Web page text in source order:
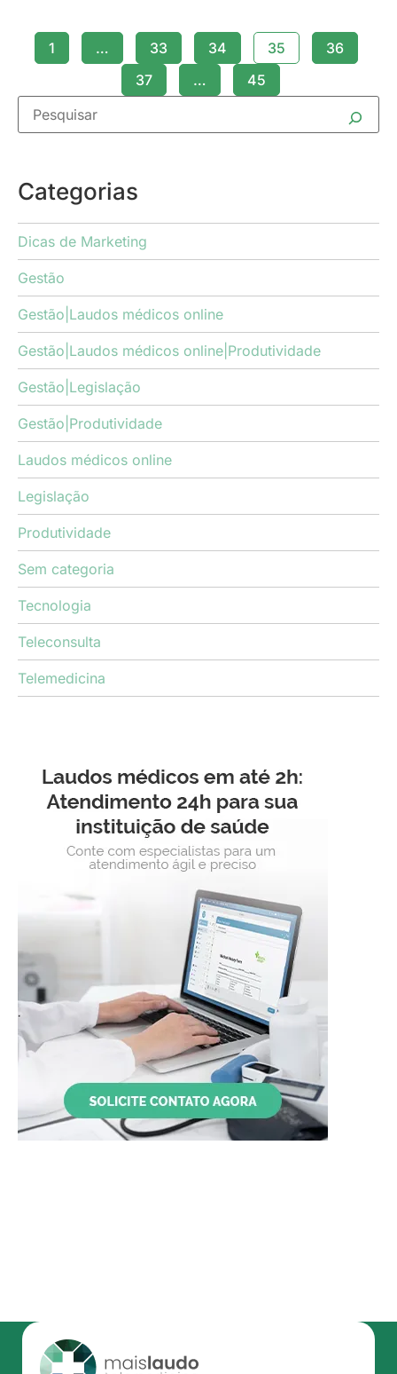
1 … 33 34 35
36
37
… 45
Categorias
Dicas de Marketing
Gestão
Gestão|Laudos médicos online
Gestão|Laudos médicos online|Produtividade
Gestão|Legislação
Gestão|Produtividade
Laudos médicos online
Legislação
Produtividade
Sem categoria
Tecnologia
Teleconsulta
Telemedicina